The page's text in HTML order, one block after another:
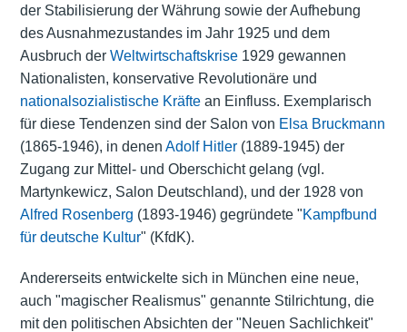
der Stabilisierung der Währung sowie der Aufhebung
des Ausnahmezustandes im Jahr 1925 und dem
Ausbruch der Weltwirtschaftskrise1929 gewannen
Nationalisten, konservative Revolutionäre und
nationalsozialistische Kräftean Einfluss. Exemplarisch
für diese Tendenzen sind der Salon von Elsa Bruckmann
(1865-1946), in denen Adolf Hitler(1889-1945) der
Zugang zur Mittel- und Oberschicht gelang (vgl.
Martynkewicz, Salon Deutschland), und der 1928 von
Alfred Rosenberg (1893-1946) gegründete "Kampfbund
für deutsche Kultur" (KfdK).
Andererseits entwickelte sich in München eine neue,
auch "magischer Realismus" genannte Stilrichtung, die
mit den politischen Absichten der "Neuen Sachlichkeit"